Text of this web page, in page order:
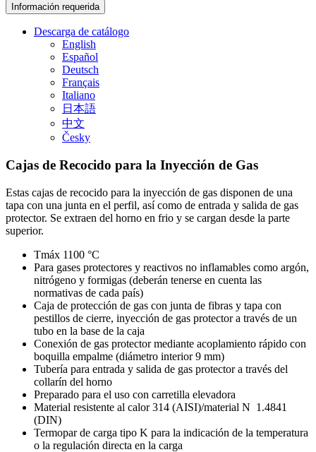
Información requerida
Descarga de catálogo
English
Español
Deutsch
Français
Italiano
日本語
中文
Česky
Cajas de Recocido para la Inyección de Gas
Estas cajas de recocido para la inyección de gas disponen de una
tapa con una junta en el perfil, así como de entrada y salida de gas
protector. Se extraen del horno en frio y se cargan desde la parte
superior.
Tmáx 1100 °C
Para gases protectores y reactivos no inflamables como argón,
nitrógeno y formigas (deberán tenerse en cuenta las
normativas de cada país)
Caja de protección de gas con junta de fibras y tapa con
pestillos de cierre, inyección de gas protector a través de un
tubo en la base de la caja
Conexión de gas protector mediante acoplamiento rápido con
boquilla empalme (diámetro interior 9 mm)
Tubería para entrada y salida de gas protector a través del
collarín del horno
Preparado para el uso con carretilla elevadora
Material resistente al calor 314 (AISI)/material N 1.4841
(DIN)
Termopar de carga tipo K para la indicación de la temperatura
o la regulación directa en la carga